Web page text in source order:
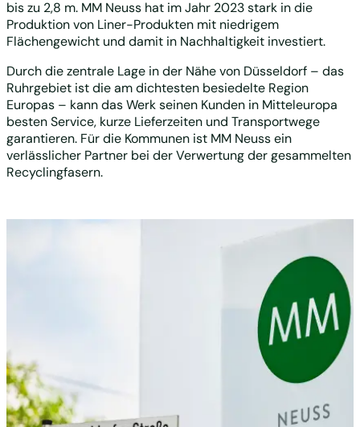
bis zu 2,8 m. MM Neuss hat im Jahr 2023 stark in die
Produktion von Liner-Produkten mit niedrigem
Flächengewicht und damit in Nachhaltigkeit investiert.
Durch die zentrale Lage in der Nähe von Düsseldorf – das
Ruhrgebiet ist die am dichtesten besiedelte Region
Europas – kann das Werk seinen Kunden in Mitteleuropa
besten Service, kurze Lieferzeiten und Transportwege
garantieren. Für die Kommunen ist MM Neuss ein
verlässlicher Partner bei der Verwertung der gesammelten
Recyclingfasern.